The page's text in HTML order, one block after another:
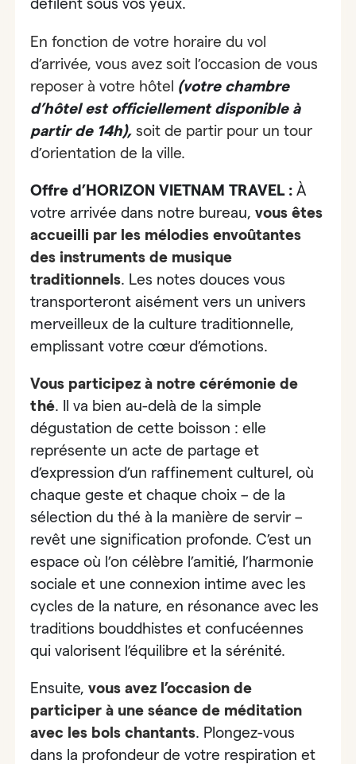
défilent sous vos yeux.
En fonction de votre horaire du vol
d’arrivée, vous avez soit l’occasion de vous
reposer à votre hôtel (votre chambre
d’hôtel est officiellement disponible à
partir de 14h), soit de partir pour un tour
d’orientation de la ville.
Offre d’HORIZON VIETNAM TRAVEL : À
votre arrivée dans notre bureau,vous êtes
accueilli par les mélodies envoûtantes
des instruments de musique
traditionnels. Les notes douces vous
transporteront aisément vers un univers
merveilleux de la culture traditionnelle,
emplissant votre cœur d’émotions.
Vous participez à notre cérémonie de
thé. Il va bien au-delà de la simple
dégustation de cette boisson : elle
représente un acte de partage et
d’expression d’un raffinement culturel, où
chaque geste et chaque choix – de la
sélection du thé à la manière de servir –
revêt une signification profonde. C’est un
espace où l’on célèbre l’amitié, l’harmonie
sociale et une connexion intime avec les
cycles de la nature, en résonance avec les
traditions bouddhistes et confucéennes
qui valorisent l’équilibre et la sérénité.
Ensuite, vous avez l’occasion de
participer à une séance de méditation
avec les bols chantants. Plongez-vous
dans la profondeur de votre respiration et